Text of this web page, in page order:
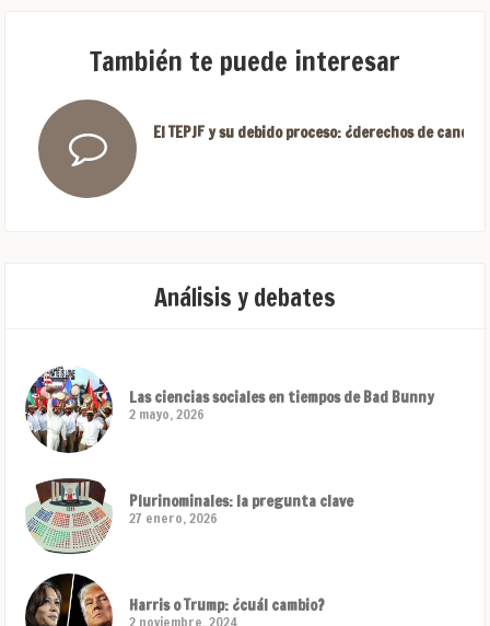
También te puede interesar
El TEPJF y su debido proceso: ¿derechos de
Análisis y debates
Las ciencias sociales en tiempos de Bad Bunny
2 mayo, 2026
Plurinominales: la pregunta clave
27 enero, 2026
Harris o Trump: ¿cuál cambio?
2 noviembre, 2024